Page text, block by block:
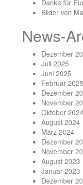
Danke für
Bilder von
News-
Dezember
Juli 2025
Juni 2025
Februar 2025
Dezember
November
Oktober 2024
August 2024
März 2024
Dezember
November
August 2023
Januar 2023
Dezember